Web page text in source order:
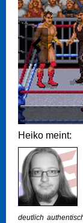
Heiko meint:
deutlich